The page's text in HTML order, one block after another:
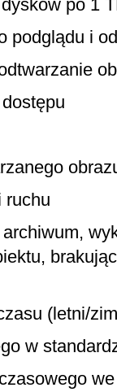
po 1
podglądu i
ruchu
(letni/
w